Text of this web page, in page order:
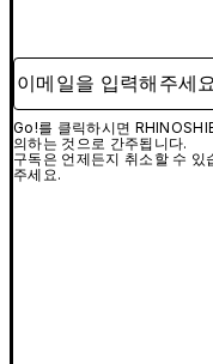
이메일을 입력해주세요.
Go!를 클릭하시면
의하는 것으로 간주됩니다.
구독은 언제든지 취소할 수 있
주세요.